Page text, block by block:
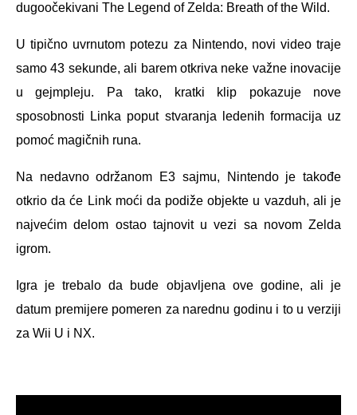
dugoočekivani The Legend of Zelda: Breath of the Wild.
U tipično uvrnutom potezu za Nintendo, novi video traje
samo 43 sekunde, ali barem otkriva neke važne inovacije
u gejmpleju. Pa tako, kratki klip pokazuje nove
sposobnosti Linka poput stvaranja ledenih formacija uz
pomoć magičnih runa.
Na nedavno održanom E3 sajmu, Nintendo je takođe
otkrio da će Link moći da podiže objekte u vazduh, ali je
najvećim delom ostao tajnovit u vezi sa novom Zelda
igrom.
Igra je trebalo da bude objavljena ove godine, ali je
datum premijere pomeren za narednu godinu i to u verziji
za Wii U i NX.